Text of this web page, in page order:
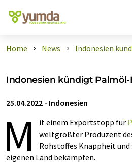
Home News Indonesien
Indonesien kündigt
25.04.2022 - Indonesien
M it einem Exportstopp für
weltgrößter Produzent
Rohstoffes Knappheit
eigenen Land bekämpfen.